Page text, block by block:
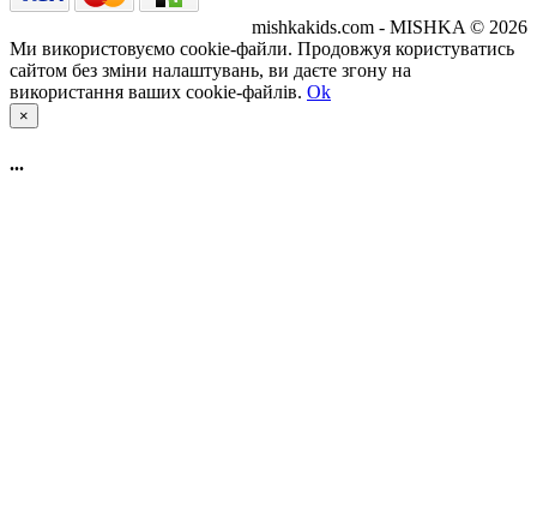
mishkakids.com - MISHKA © 2026
Ми використовуємо cookie-файли. Продовжуя користуватись
сайтом без зміни налаштувань, ви даєте згону на
використання ваших cookie-файлів. Ok
×
...